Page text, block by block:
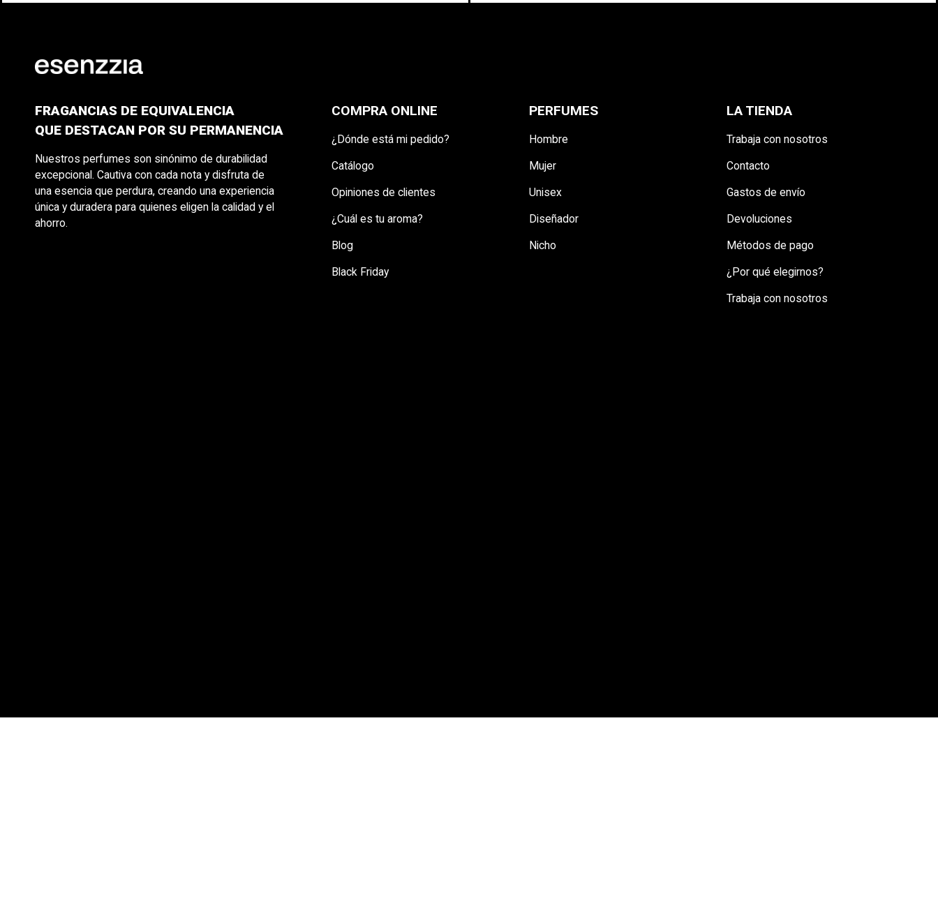
FRAGANCIAS DE EQUIVALENCIA
QUE DESTACAN POR SU PERMANENCIA
Nuestros perfumes son sinónimo de durabilidad
excepcional. Cautiva con cada nota y disfruta de
una esencia que perdura, creando una experiencia
única y duradera para quienes eligen la calidad y el
ahorro.
COMPRA ONLINE
¿Dónde está mi pedido?
Catálogo
Opiniones de clientes
¿Cuál es tu aroma?
Blog
Black Friday
PERFUMES
Hombre
Mujer
Unisex
Diseñador
Nicho
LA TIENDA
Trabaja con nosotros
Contacto
Gastos de envío
Devoluciones
Métodos de pago
¿Por qué elegirnos?
Trabaja con nosotros